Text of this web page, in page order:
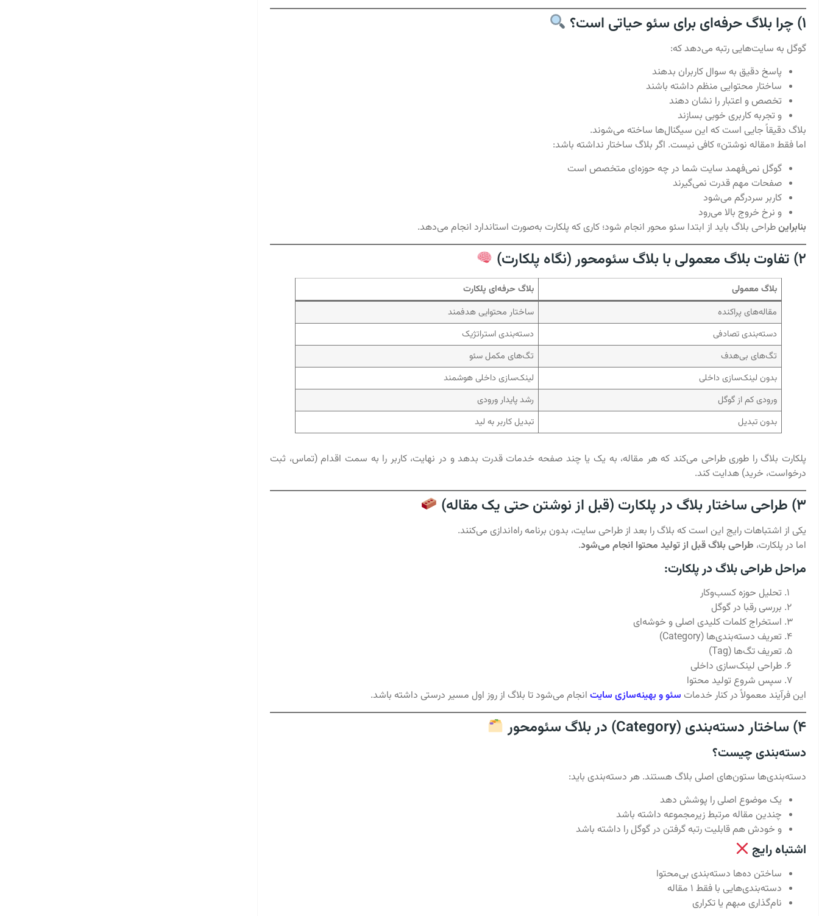
۱) چرا بلاگ حرفه‌ای برای سئو حیاتی است؟
گوگل به سایت‌هایی رتبه می‌دهد که:
پاسخ دقیق به سوال کاربران بدهند
ساختار محتوایی منظم داشته باشند
تخصص و اعتبار را نشان دهند
و تجربه کاربری خوبی بسازند
بلاگ دقیقاً جایی است که این سیگنال‌ها ساخته می‌شوند.
اما فقط «مقاله نوشتن» کافی نیست. اگر بلاگ ساختار نداشته باشد:
گوگل نمی‌فهمد سایت شما در چه حوزه‌ای متخصص است
صفحات مهم قدرت نمی‌گیرند
کاربر سردرگم می‌شود
و نرخ خروج بالا می‌رود
بنابراینطراحی بلاگ باید از ابتدا سئو محور انجام شود؛ کاری که پلکارت به‌صورت استاندارد انجام می‌دهد.
۲) تفاوت بلاگ معمولی با بلاگ سئو‌محور (نگاه پلکارت)
بلاگ معمولی
بلاگ حرفه‌ای پلکارت
مقاله‌های پراکنده
ساختار محتوایی هدفمند
دسته‌بندی تصادفی
دسته‌بندی استراتژیک
تگ‌های بی‌هدف
تگ‌های مکمل سئو
بدون لینک‌سازی داخلی
لینک‌سازی داخلی هوشمند
ورودی کم از گوگل
رشد پایدار ورودی
بدون تبدیل
تبدیل کاربر به لید
پلکارت بلاگ را طوری طراحی می‌کند که هر مقاله، به یک یا چند صفحه خدمات قدرت بدهد و در نهایت، کاربر را به سمت اقدام (تماس، ثبت
درخواست، خرید) هدایت کند.
۳) طراحی ساختار بلاگ در پلکارت (قبل از نوشتن حتی یک مقاله)
یکی از اشتباهات رایج این است که بلاگ را بعد از طراحی سایت، بدون برنامه راه‌اندازی می‌کنند.
اما در پلکارت، طراحی بلاگ قبل از تولید محتوا انجام می‌شود.
مراحل طراحی بلاگ در پلکارت:
تحلیل حوزه کسب‌وکار
بررسی رقبا در گوگل
استخراج کلمات کلیدی اصلی و خوشه‌ای
تعریف دسته‌بندی‌ها (Category)
تعریف تگ‌ها (Tag)
طراحی لینک‌سازی داخلی
سپس شروع تولید محتوا
این فرآیند معمولاً در کنار خدمات سئو و بهینه‌سازی سایت انجام می‌شود تا بلاگ از روز اول مسیر درستی داشته باشد.
۴) ساختار دسته‌بندی (Category) در بلاگ سئو‌محور
دسته‌بندی چیست؟
دسته‌بندی‌ها ستون‌های اصلی بلاگ هستند. هر دسته‌بندی باید:
یک موضوع اصلی را پوشش دهد
چندین مقاله مرتبط زیرمجموعه داشته باشد
و خودش هم قابلیت رتبه گرفتن در گوگل را داشته باشد
اشتباه رایج
ساختن ده‌ها دسته‌بندی بی‌محتوا
دسته‌بندی‌هایی با فقط ۱ مقاله
نام‌گذاری مبهم یا تکراری